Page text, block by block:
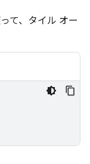
て、タイル オー